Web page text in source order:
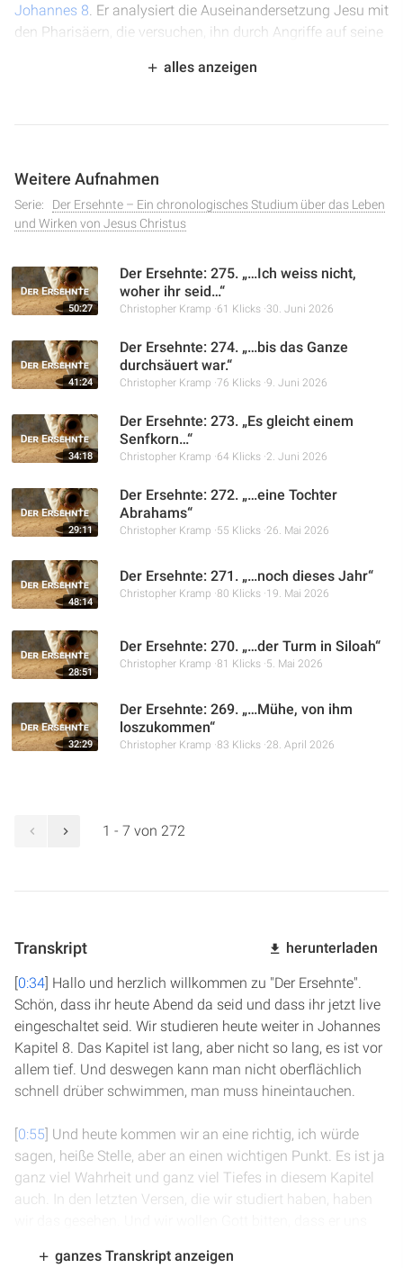
Johannes 8. Er analysiert die Auseinandersetzung Jesu mit
den Pharisäern, die versuchen, ihn durch Angriffe auf seine
erklärt, warum wahre Kindschaft Abrahams nicht auf
freiwillige Hingabe Jesu als zentralen Aspekt des
göttlichen Plans.
alles anzeigen
Weitere Aufnahmen
Serie:
Der Ersehnte – Ein chronologisches Studium über das Leben
und Wirken von Jesus Christus
50:27
Der Ersehnte: 275. „…Ich weiss nicht,
woher ihr seid…“
Christopher Kramp 61 Klicks 30. Juni 2026
41:24
Der Ersehnte: 274. „…bis das Ganze
durchsäuert war.“
Christopher Kramp 76 Klicks 9. Juni 2026
34:18
Der Ersehnte: 273. „Es gleicht einem
Senfkorn…“
Christopher Kramp 64 Klicks 2. Juni 2026
29:11
Der Ersehnte: 272. „…eine Tochter
Abrahams“
Christopher Kramp 55 Klicks 26. Mai 2026
48:14
Der Ersehnte: 271. „…noch dieses Jahr“
Christopher Kramp 80 Klicks 19. Mai 2026
28:51
Der Ersehnte: 270. „…der Turm in Siloah“
Christopher Kramp 81 Klicks 5. Mai 2026
32:29
Der Ersehnte: 269. „…Mühe, von ihm
loszukommen“
Christopher Kramp 83 Klicks 28. April 2026
1 - 7 von 272
Transkript herunterladen
[0:34] Hallo und herzlich willkommen zu "Der Ersehnte".
Schön, dass ihr heute Abend da seid und dass ihr jetzt live
eingeschaltet seid. Wir studieren heute weiter in Johannes
Kapitel 8. Das Kapitel ist lang, aber nicht so lang, es ist vor
allem tief. Und deswegen kann man nicht oberflächlich
schnell drüber schwimmen, man muss hineintauchen.
[0:55] Und heute kommen wir an eine richtig, ich würde
sagen, heiße Stelle, aber an einen wichtigen Punkt. Es ist ja
ganz viel Wahrheit und ganz viel Tiefes in diesem Kapitel
auch. In den letzten Versen, die wir studiert haben, haben
sein Wort und seine Person, sein Wesen besser verstehen
ganzes Transkript anzeigen